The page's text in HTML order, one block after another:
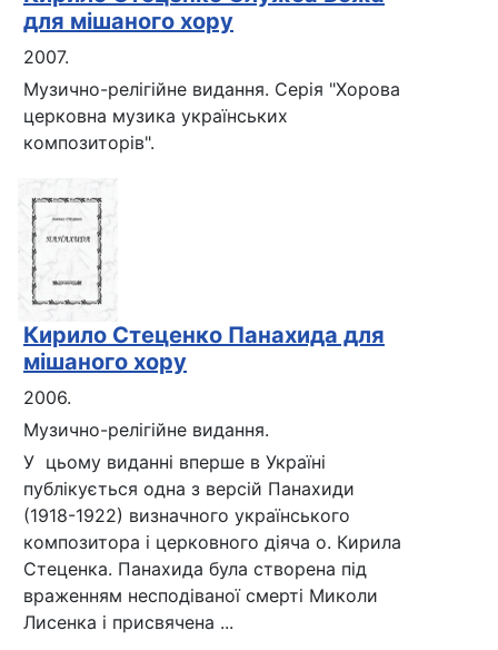
для мішаного хору
2007.
Музично-релігійне видання. Серія "Хорова
церковна музика українських
композиторів".
Кирило Стеценко Панахида для
мішаного хору
2006.
Музично-релігійне видання.
У цьому виданні вперше в Україні
публікується одна з версій Панахиди
(1918-1922) визначного українського
композитора і церковного діяча о. Кирила
Стеценка. Панахида була створена під
враженням несподіваної смерті Миколи
Лисенка і присвячена ...